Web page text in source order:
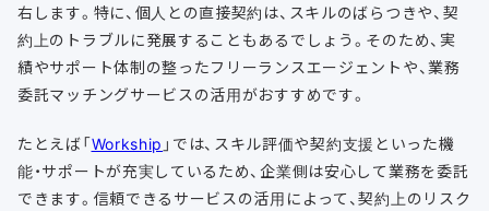
右します。特に、個人との直接契約は、スキルのばらつきや、契
約上のトラブルに発展することもあるでしょう。そのため、実
績やサポート体制の整ったフリーランスエージェントや、業務
委託マッチングサービスの活用がおすすめです。
たとえば「Workship 」では、スキル評価や契約支援といった機
能・サポートが充実しているため、企業側は安心して業務を委託
できます。信頼できるサービスの活用によって、契約上のリスク